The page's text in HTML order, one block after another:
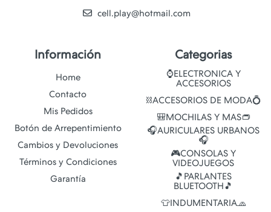
cell.play@hotmail.com
Información
Home
Contacto
Mis Pedidos
Botón de Arrepentimiento
Cambios y Devoluciones
Términos y Condiciones
Garantía
Categorias
⌚ELECTRONICA Y
ACCESORIOS
⛓️ACCESORIOS DE MODA💍
🎒MOCHILAS Y MAS👝
🎧AURICULARES URBANOS
🎧
🎮CONSOLAS Y
VIDEOJUEGOS
🎵PARLANTES
BLUETOOTH🎵
👕INDUMENTARIA🧢